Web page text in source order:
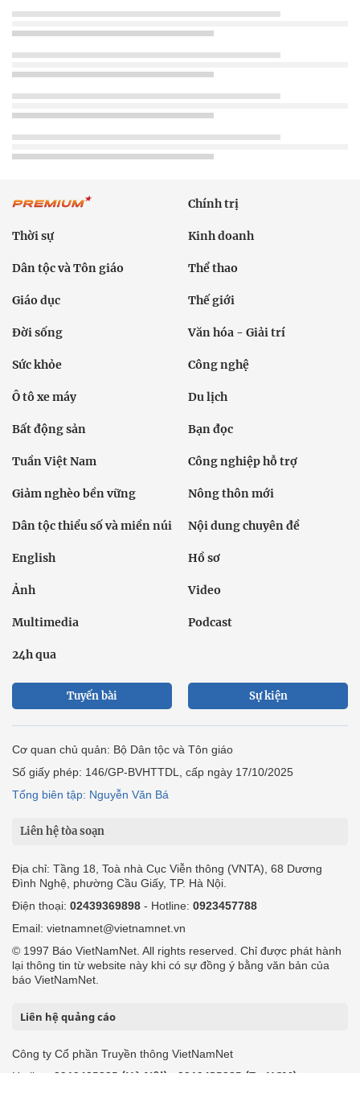
Chính trị
Thời sự Kinh doanh
Dân tộc và Tôn giáo Thể thao
Giáo dục Thế giới
Đời sống Văn hóa - Giải trí
Sức khỏe Công nghệ
Ô tô xe máy Du lịch
Bất động sản Bạn đọc
Tuần Việt Nam Công nghiệp hỗ trợ
Giảm nghèo bền vững Nông thôn mới
Dân tộc thiểu số và miền núi Nội dung chuyên đề
English Hồ sơ
Ảnh Video
Multimedia Podcast
24h qua
Tuyến bài Sự kiện
Cơ quan chủ quản: Bộ Dân tộc và Tôn giáo
Số giấy phép: 146/GP-BVHTTDL, cấp ngày 17/10/2025
Tổng biên tập: Nguyễn Văn Bá
Liên hệ tòa soạn
Địa chỉ: Tầng 18, Toà nhà Cục Viễn thông (VNTA), 68 Dương
Đình Nghệ, phường Cầu Giấy, TP. Hà Nội.
Điện thoại: 02439369898 - Hotline: 0923457788
Email: vietnamnet@vietnamnet.vn
© 1997 Báo VietNamNet. All rights reserved. Chỉ được phát hành
lại thông tin từ website này khi có sự đồng ý bằng văn bản của
báo VietNamNet.
Liên hệ quảng cáo
Công ty Cổ phần Truyền thông VietNamNet
Hotline: 0919405885 (Hà Nội) 0919435885 (Tp.HCM)